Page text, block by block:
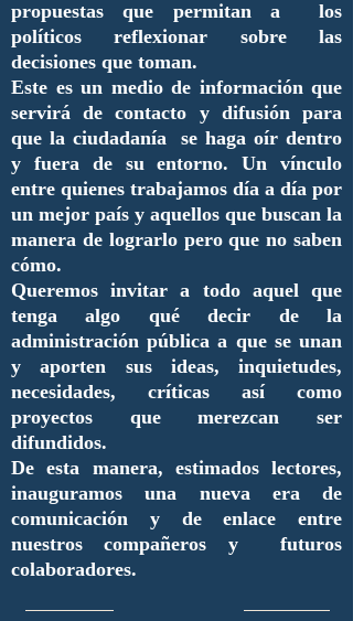
propuestas que permitan a los
políticos reflexionar sobre las
decisiones que toman.
Este es un medio de información que
servirá de contacto y difusión para
que la ciudadanía se haga oír dentro
y fuera de su entorno. Un vínculo
entre quienes trabajamos día a día por
un mejor país y aquellos que buscan la
manera de lograrlo pero que no saben
cómo.
Queremos invitar a todo aquel que
tenga algo qué decir de la
administración pública a que se unan
y aporten sus ideas, inquietudes,
necesidades, críticas así como
proyectos que merezcan ser
difundidos.
De esta manera, estimados lectores,
inauguramos una nueva era de
comunicación y de enlace entre
nuestros compañeros y futuros
colaboradores.